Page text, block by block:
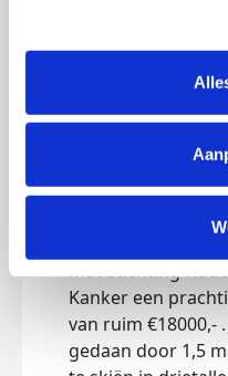
tonen. Je kunt je
intrekken via Cookie
lijst met cookies is te
Burpees
donderdag 8
Ieder jaar doen
specifieke
Vorig jaar hebben
met Stichting
Kanker een
van ruim €18000,-
gedaan door 1,5